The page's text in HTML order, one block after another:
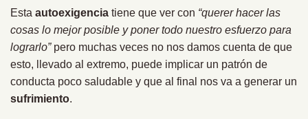
Esta autoexigencia tiene que ver con “querer hacer las
cosas lo mejor posible y poner todo nuestro esfuerzo para
lograrlo”pero muchas veces no nos damos cuenta de que
esto, llevado al extremo, puede implicar un patrón de
conducta poco saludable y que al final nos va a generar un
sufrimiento.